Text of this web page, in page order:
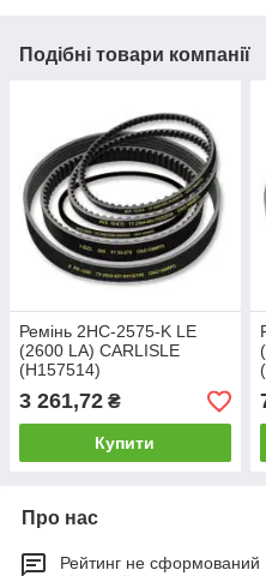
Подібні товари компанії
Ремінь 2НС-2575-K LE
(2600 LA) CARLISLE
(H157514)
3 261,72 ₴
Купити
Про нас
Рейтинг не сформований